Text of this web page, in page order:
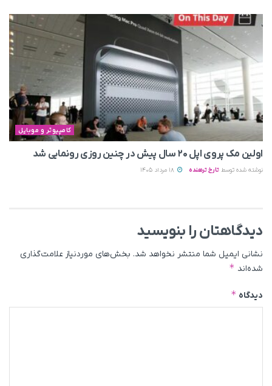
کامپیوتر و موبایل
اولین مک پروی اپل ۲۰ سال پیش در چنین روزی رونمایی شد
نوشته شده توسط تارخ ترهنده
دیدگاهتان را بنویسید
نشانی ایمیل شما منتشر نخواهد شد. بخش‌های موردنیاز علامت‌گذاری
شده‌اند *
دیدگاه *